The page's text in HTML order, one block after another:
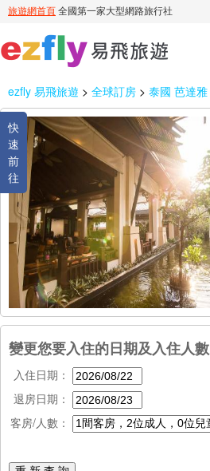
ezfly 易飛旅遊 > 全球訂房 > 泰國 芭達雅
快
速
前
往
變更您要入住的日期及入住人數
入住日期：
退房日期：
客房/人數：